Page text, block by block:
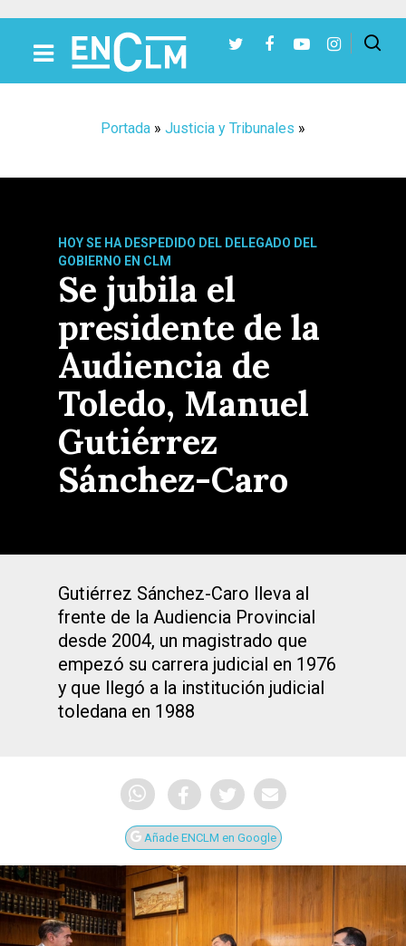
Portada » Justicia y Tribunales »
HOY SE HA DESPEDIDO DEL DELEGADO DEL
GOBIERNO EN CLM
Se jubila el
presidente de la
Audiencia de
Toledo, Manuel
Gutiérrez
Sánchez-Caro
Gutiérrez Sánchez-Caro lleva al
frente de la Audiencia Provincial
desde 2004, un magistrado que
empezó su carrera judicial en 1976
y que llegó a la institución judicial
toledana en 1988
Añade ENCLM en Google